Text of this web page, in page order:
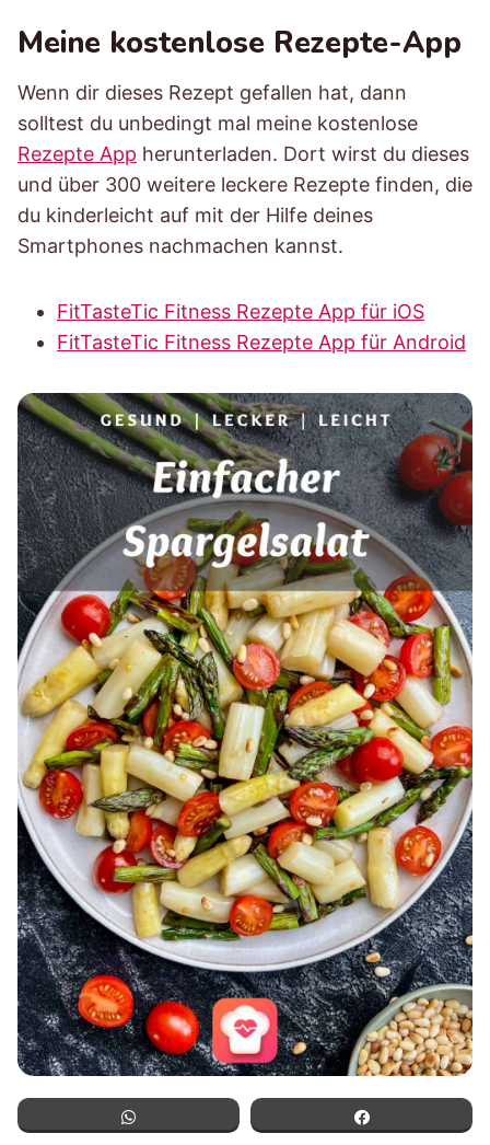
Meine kostenlose Rezepte-App
Wenn dir dieses Rezept gefallen hat, dann
solltest du unbedingt mal meine kostenlose
Rezepte App herunterladen. Dort wirst du dieses
und über 300 weitere leckere Rezepte finden, die
du kinderleicht auf mit der Hilfe deines
Smartphones nachmachen kannst.
FitTasteTic Fitness Rezepte App für iOS
FitTasteTic Fitness Rezepte App für Android